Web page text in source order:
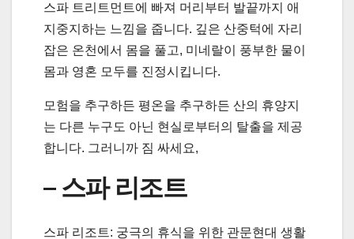
스파 트리트먼트에 빠져 머리부터 발끝까지 애
지중지하는 느낌을 줍니다. 깊은 산중턱에 자리
잡은 온천에서 몸을 풀고, 미네랄이 풍부한 물이
몸과 영혼 모두를 진정시킵니다.
모험을 추구하든 평온을 추구하든 산의 휴양지
는 다른 누구도 아닌 현실로부터의 탈출을 제공
합니다. 그러니까 짐 싸세요,
– 스파 리조트
스파 리조트: 궁극의 휴식을 위한 관문현대 생활